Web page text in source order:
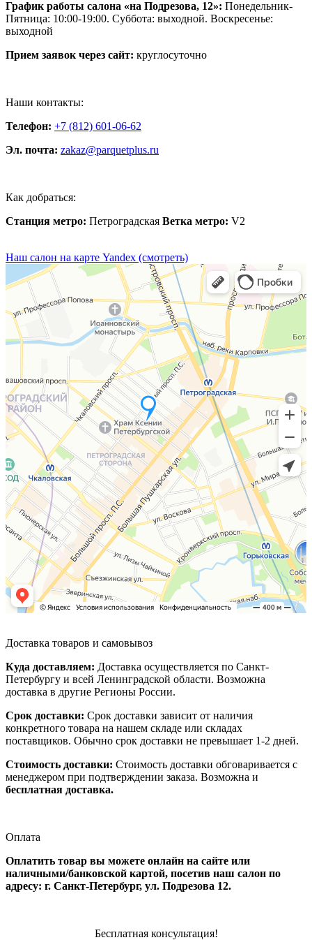
График работы салона «на Подрезова, 12»: Понедельник-
Пятница: 10:00-19:00. Суббота: выходной. Воскресенье:
выходной
Прием заявок через сайт: круглосуточно
Наши контакты:
Телефон: +7 (812) 601-06-62
Эл. почта: zakaz@parquetplus.ru
Как добраться:
Станция метро: Петроградская Ветка метро: V2
Наш салон на карте Yandex (смотреть)
Доставка товаров и самовывоз
Куда доставляем: Доставка осуществляется по Санкт-
Петербургу и всей Ленинградской области. Возможна
доставка в другие Регионы России.
Срок доставки: Срок доставки зависит от наличия
конкретного товара на нашем складе или складах
поставщиков. Обычно срок доставки не превышает 1-2 дней.
Стоимость доставки: Стоимость доставки обговаривается с
менеджером при подтверждении заказа. Возможна и
бесплатная доставка.
Оплата
Оплатить товар вы можете онлайн на сайте или
наличными/банковской картой, посетив наш салон по
адресу: г. Санкт-Петербург, ул. Подрезова 12.
Бесплатная консультация!